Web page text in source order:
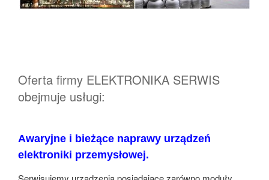
Oferta firmy ELEKTRONIKA SERWIS
obejmuje usługi:
Awaryjne i bieżące naprawy urządzeń
elektroniki przemysłowej.